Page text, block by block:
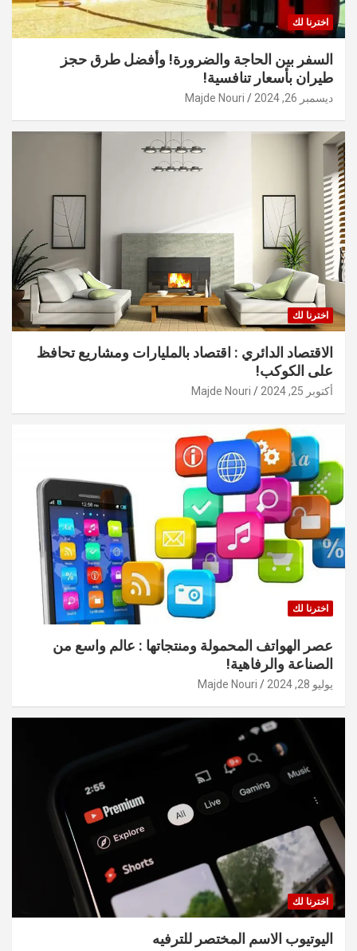
اخترنا لك
السفر بين الحاجة والضرورة! وأفضل طرق حجز
طيران بأسعار تنافسية!
ديسمبر 26, 2024 Majde Nouri
اخترنا لك
الاقتصاد الدائري : اقتصاد بالمليارات ومشاريع تحافظ
على الكوكب!
أكتوبر 25, 2024 Majde Nouri
اخترنا لك
عصر الهواتف المحمولة ومنتجاتها : عالم واسع من
الصناعة والرفاهية!
يوليو 28, 2024 Majde Nouri
اخترنا لك
اليوتيوب الاسم المختصر للترفيه